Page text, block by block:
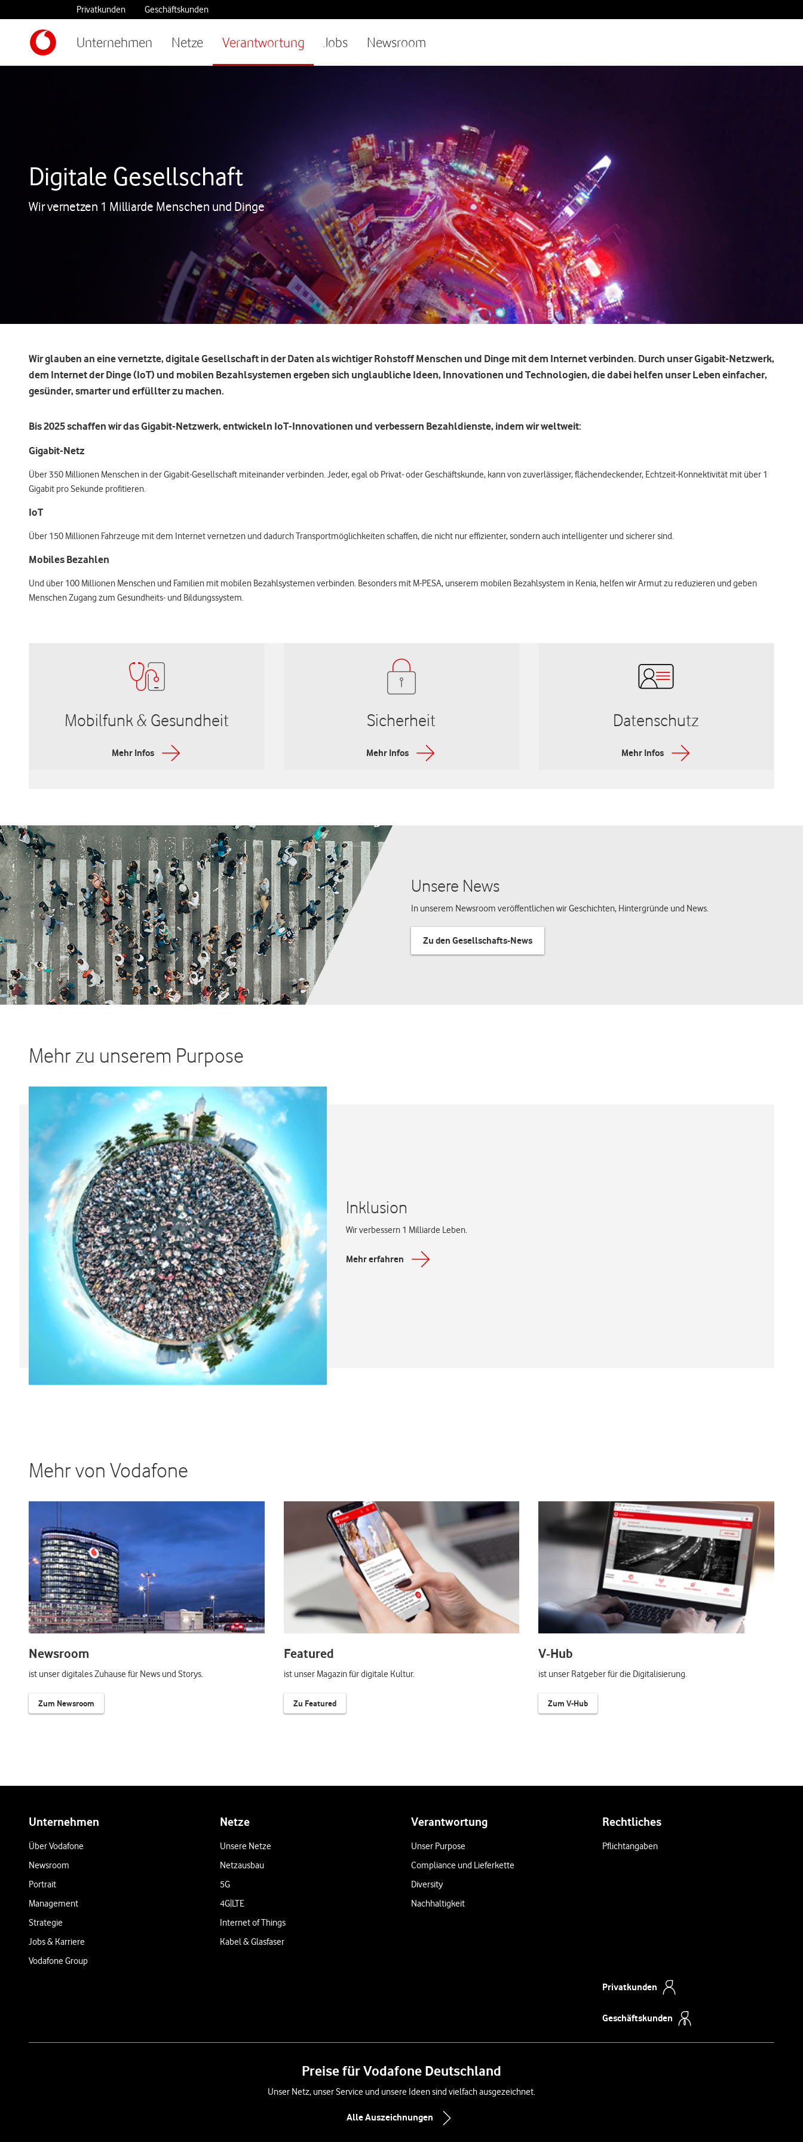
Unternehmen Netze Verantwortung Jobs Newsroom
Privatkunden Geschäftskunden
Digitale Gesellschaft
Wir vernetzen 1 Milliarde Menschen und Dinge
Wir glauben an eine vernetzte, digitale Gesellschaft in der Daten als wichtiger Rohstoff Menschen und Dinge mit dem Internet verbinden. Durch unser Gigabit-Netzwerk,
dem Internet der Dinge (IoT) und mobilen Bezahlsystemen ergeben sich unglaubliche Ideen, Innovationen und Technologien, die dabei helfen unser Leben einfacher,
gesünder, smarter und erfüllter zu machen.
Bis 2025 schaffen wir das Gigabit-Netzwerk, entwickeln IoT-Innovationen und verbessern Bezahldienste, indem wir weltweit:
Gigabit-Netz
Über 350 Millionen Menschen in der Gigabit-Gesellschaft miteinander verbinden. Jeder, egal ob Privat- oder Geschäftskunde, kann von zuverlässiger, flächendeckender, Echtzeit-Konnektivität mit über 1
Gigabit pro Sekunde profitieren.
IoT
Über 150 Millionen Fahrzeuge mit dem Internet vernetzen und dadurch Transportmöglichkeiten schaffen, die nicht nur effizienter, sondern auch intelligenter und sicherer sind.
Mobiles Bezahlen
Und über 100 Millionen Menschen und Familien mit mobilen Bezahlsystemen verbinden. Besonders mit M-PESA, unserem mobilen Bezahlsystem in Kenia, helfen wir Armut zu reduzieren und geben
Menschen Zugang zum Gesundheits- und Bildungssystem.
Mobilfunk & Gesundheit
Mehr Infos
Sicherheit
Mehr Infos
Datenschutz
Mehr Infos
Unsere News
In unserem Newsroom veröffentlichen wir Geschichten, Hintergründe und News.
Zu den Gesellschafts-News
Mehr zu unserem Purpose
Inklusion
Wir verbessern 1 Milliarde Leben.
Mehr erfahren
Mehr von Vodafone
Newsroom
ist unser digitales Zuhause für News und Storys.
Zum Newsroom
Featured
ist unser Magazin für digitale Kultur.
Zu Featured
V-Hub
ist unser Ratgeber für die Digitalisierung.
Zum V-Hub
Unternehmen
Über Vodafone
Newsroom
Portrait
Management
Strategie
Jobs & Karriere
Vodafone Group
Netze
Unsere Netze
Netzausbau
5G
4G|LTE
Internet of Things
Kabel & Glasfaser
Verantwortung
Unser Purpose
Compliance und Lieferkette
Diversity
Nachhaltigkeit
Rechtliches
Pflichtangaben
Privatkunden
Geschäftskunden
Preise für Vodafone Deutschland
Unser Netz, unser Service und unsere Ideen sind vielfach ausgezeichnet.
Alle Auszeichnungen